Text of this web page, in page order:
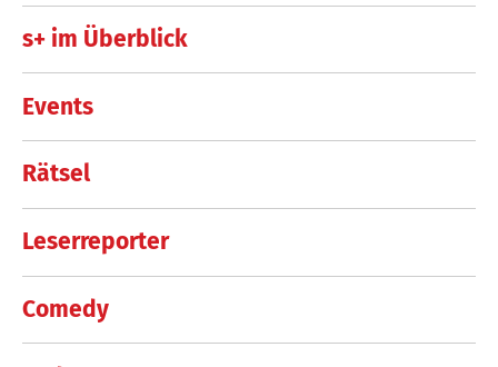
s+ im Überblick
Events
Rätsel
Leserreporter
Comedy